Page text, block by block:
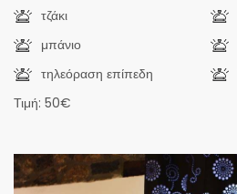
τζάκι
μπάνιο
τηλεόραση επίπεδη
Τιμή: 50€